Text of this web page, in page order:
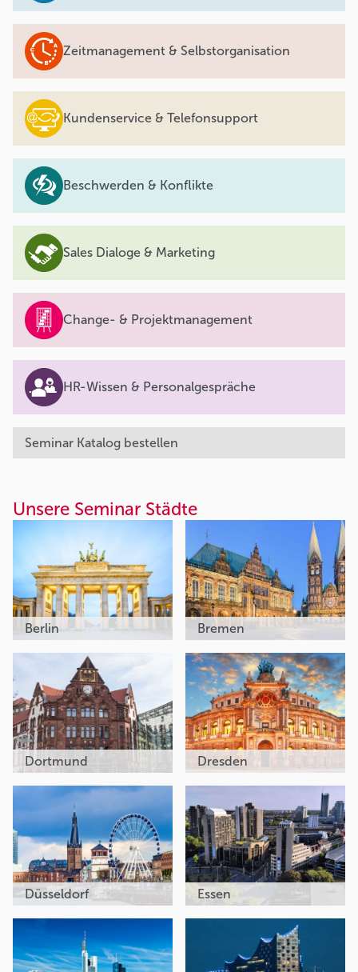
Zeitmanagement & Selbstorganisation
Kundenservice & Telefonsupport
Beschwerden & Konflikte
Sales Dialoge & Marketing
Change- & Projektmanagement
HR-Wissen & Personalgespräche
Seminar Katalog bestellen
Unsere Seminar Städte
Berlin Bremen
Dortmund Dresden
Düsseldorf Essen